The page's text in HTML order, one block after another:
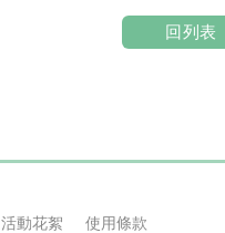
回列表
活動花絮 使用條款